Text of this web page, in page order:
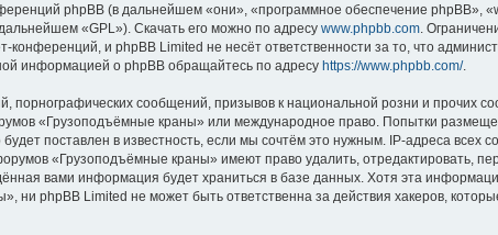
phpBB (в дальнейшем «они», «программное обеспечение phpBB»,
«GPL»). Скачать его можно по адресу www.phpbb.com .
и phpBB Limited не несёт ответственности за то, что
информацией о phpBB обращайтесь по адресу https://www.phpbb.com/.
сообщений, призывов к национальной розни и прочих
«Грузоподъёмные краны» или международное право. Попытки
поставлен в известность, если мы сочтём это нужным. IP-адреса всех
«Грузоподъёмные краны» имеют право удалить, отредактировать,
вами информация будет храниться в базе данных. Хотя эта
phpBB Limited не может быть ответственна за действия хакеров,